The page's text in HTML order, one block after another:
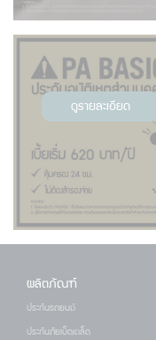
ดูรายละเอียด
ผลิตภัณฑ์
ประกันรถยนต์
ประกันภัยเบ็ดเตล็ด